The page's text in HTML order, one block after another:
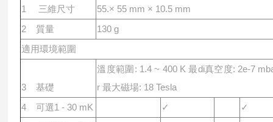
1 三維尺⼨
55.× 55 mm × 10.5 mm
2 質量
130 g
適⽤環境範圍
3 基礎
溫度範圍: 1.4 ~ 400 K 最di真空 度: 2e-7
r 最⼤磁場: 18 Tesla
4 可選1 - 30 mK
✓
✓